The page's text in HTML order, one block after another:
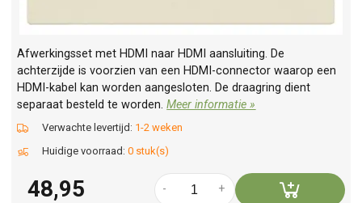
Afwerkingsset met HDMI naar HDMI aansluiting. De
achterzijde is voorzien van een HDMI-connector waarop een
HDMI-kabel kan worden aangesloten. De draagring dient
separaat besteld te worden.Meer informatie »
Verwachte levertijd: 1-2 weken
Huidige voorraad: 0 stuk(s)
48,95 +
-